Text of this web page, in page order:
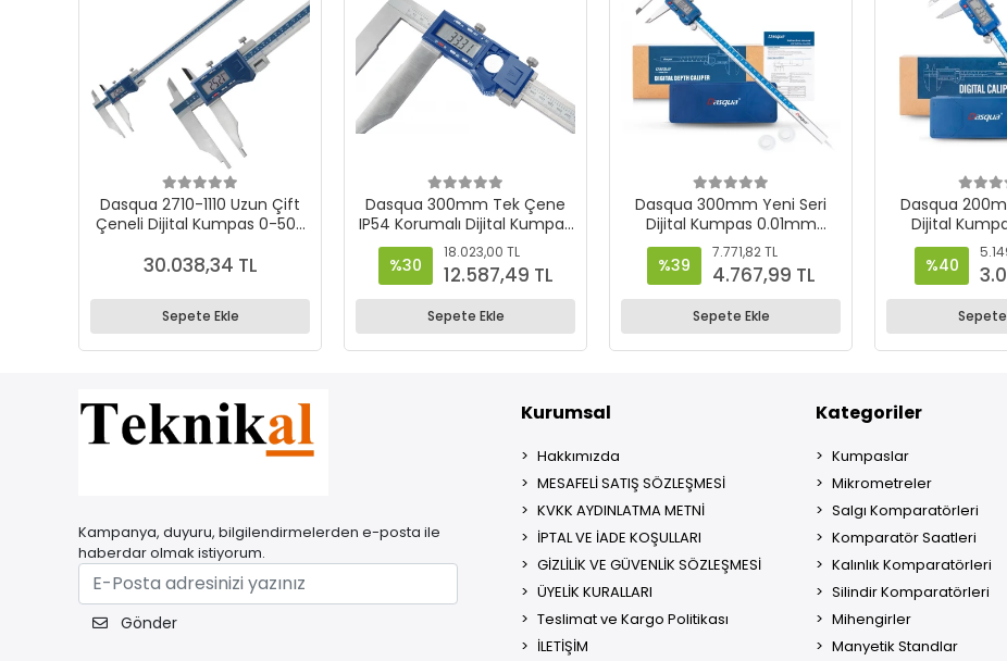
Dasqua 2710-1110 Uzun Çift
Çeneli Dijital Kumpas 0-500
30.038,34 TL
Sepete Ekle
Dasqua 300mm Tek Çene
IP54 Korumalı Dijital Kumpas
– 0.01 mm Hassasiyet -
2220-8105
%30
18.023,00 TL
12.587,49 TL
Sepete Ekle
Dasqua 300mm Yeni Seri
Dijital Kumpas 0.01mm
Hassasiyet – 2000-2015
%39
7.771,82 TL
4.767,99 TL
Sepete Ekle
Dasqua
Dijital
Hassasiyet –
%40
Sepete
Kampanya, duyuru, bilgilendirmelerden e-posta ile
haberdar olmak istiyorum.
Gönder
Kurumsal
Hakkımızda
MESAFELİ SATIŞ SÖZLEŞMESİ
KVKK AYDINLATMA METNİ
İPTAL VE İADE KOŞULLARI
GİZLİLİK VE GÜVENLİK SÖZLEŞMESİ
ÜYELİK KURALLARI
Teslimat ve Kargo Politikası
İLETİŞİM
Kategoriler
Kumpaslar
Mikrometreler
Salgı Komparatörleri
Komparatör Saatleri
Kalınlık Komparatörleri
Silindir Komparatörleri
Mihengirler
Manyetik Standlar